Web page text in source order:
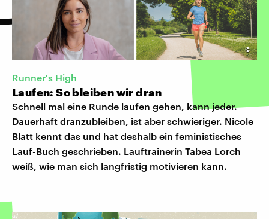
©
Runner's High
Laufen: So bleiben wir dran
Schnell mal eine Runde laufen gehen, kann jeder.
Dauerhaft dranzubleiben, ist aber schwieriger. Nicole
Blatt kennt das und hat deshalb ein feministisches
Lauf-Buch geschrieben. Lauftrainerin Tabea Lorch
weiß, wie man sich langfristig motivieren kann.